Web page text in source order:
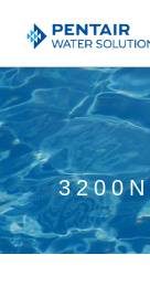
Main
Content
Starts
Here